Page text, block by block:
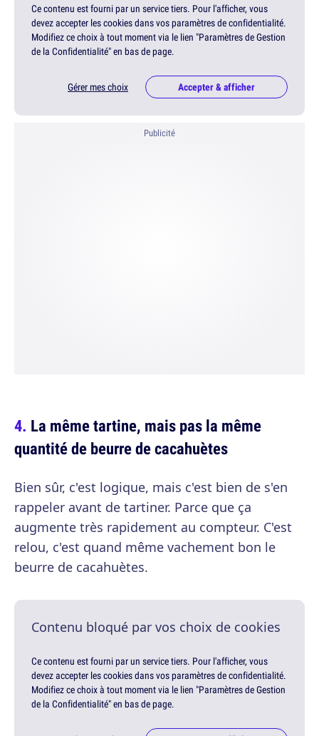
Ce contenu est fourni par un service tiers. Pour l'afficher, vous
devez accepter les cookies dans vos paramètres de confidentialité.
Modifiez ce choix à tout moment via le lien "Paramètres de Gestion
de la Confidentialité" en bas de page.
Gérer mes choix Accepter & afficher
Publicité
La même tartine, mais pas la même
quantité de beurre de cacahuètes
Bien sûr, c'est logique, mais c'est bien de s'en
rappeler avant de tartiner. Parce que ça
augmente très rapidement au compteur. C'est
relou, c'est quand même vachement bon le
beurre de cacahuètes.
Contenu bloqué par vos choix de cookies
Ce contenu est fourni par un service tiers. Pour l'afficher, vous
devez accepter les cookies dans vos paramètres de confidentialité.
Modifiez ce choix à tout moment via le lien "Paramètres de Gestion
de la Confidentialité" en bas de page.